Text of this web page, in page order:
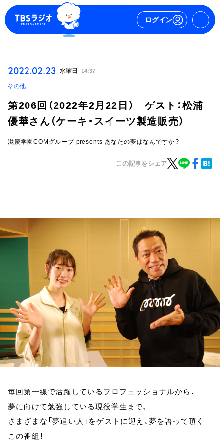
ログイン
YouTube
会社情報
2022.02.23 水曜日 14:37
その他
第206回（2022年2月22日） ゲスト：松浦
優華さん（ケーキ・スイーツ製造販売）
滋慶学園COMグループ presents あなたの夢はなんですか？
この記事をシェア
毎回第一線で活躍しているプロフェッショナルから、
夢に向けて勉強している現役学生まで、
さまざまな「夢追い人」をゲストに迎え、夢を語って頂く
この番組！